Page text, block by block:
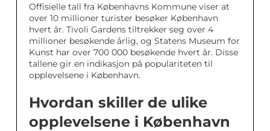
Offisielle tall fra Københavns Kommune viser at
over 10 millioner turister besøker København
hvert år. Tivoli Gardens tiltrekker seg over 4
millioner besøkende årlig, og Statens Museum for
Kunst har over 700 000 besøkende hvert år. Disse
tallene gir en indikasjon på populariteten til
opplevelsene i København.
Hvordan skiller de ulike
opplevelsene i København